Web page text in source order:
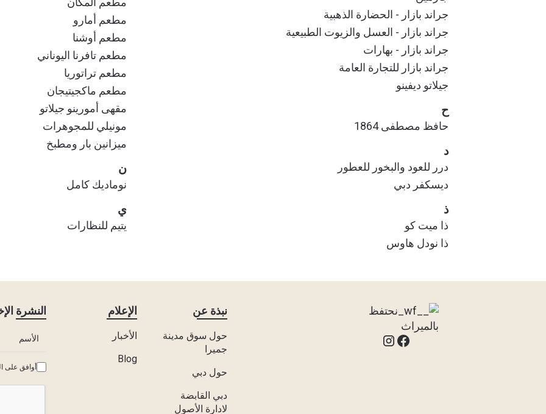
جراند بازار - الحضارة الذهبية
جراند بازار - العسل والزيوت الطبيعية
جراند بازار - بهارات
جراند بازار للتجارة العامة
جيلاتو ديفينو
ح
حافظ مصطفى 1864
د
درر للعود والبخور للعطور
ديسكفر دبي
ذ
ذا ميت كو
ذا نودل هاوس
مطعم أمارو
مطعم أوشنا
مطعم تافرنا اليوناني
مطعم تراتوريا
مطعم ماكجيتيجان
مقهى أمورينو جيلاتو
مونيلي للمجوهرات
ميزانين بار ومطبخ
ن
نوماديك كامل
ي
يتيم للنظارات
نبذة عن
حول سوق مدينة
جميرا
حول دبي
دبي القابضة
لادارة الأصول
الإعلام
الأخبار
Blog
النشرة
أوافق على